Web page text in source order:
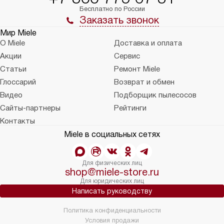
Бесплатно по России
Заказать звонок
Мир Miele
О Miele
Доставка и оплата
Акции
Сервис
Статьи
Ремонт Miele
Глоссарий
Возврат и обмен
Видео
Подборщик пылесосов
Сайты-партнеры
Рейтинги
Контакты
Miele в социальных сетях
Для физических лиц
shop@miele-store.ru
Для юридических лиц
Написать руководству
Политика конфиденциальности
Условия продажи